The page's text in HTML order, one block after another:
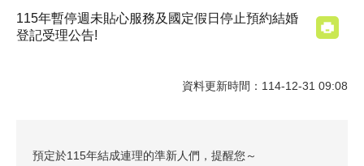
115年暫停週未貼心服務及國定假日停止預約結婚
登記受理公告!
資料更新時間：114-12-31 09:08
預定於115年結成連理的準新人們，提醒您～